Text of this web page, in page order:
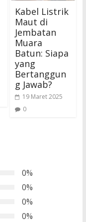
Kabel Listrik
Maut di
Jembatan
Muara
Batun: Siapa
yang
Bertanggun
g Jawab?
19 Maret 2025
0
0%
0%
0%
0%